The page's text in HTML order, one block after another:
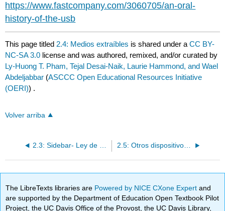
https://www.fastcompany.com/3060705/an-oral-
history-of-the-usb
This page titled 2.4: Medios extraíbles is shared under aCC BY-
NC-SA 3.0 license and was authored, remixed, and/or curated by
Ly-Huong T. Pham, Tejal Desai-Naik, Laurie Hammond, and Wael
Abdeljabbar (ASCCC Open Educational Resources Initiative
(OERI)) .
Volver arriba
2.3: Sidebar- Ley de Moore 2.5: Otros dispositivos de cómputos
The LibreTexts libraries are Powered by NICE CXone Expertand
are supported by the Department of Education Open Textbook Pilot
Project, the UC Davis Office of the Provost, the UC Davis Library,